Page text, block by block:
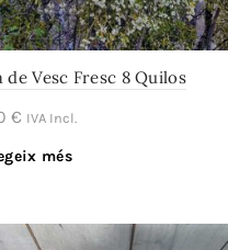
de Vesc Fresc 8 Quilos
€ IVA Incl.
més